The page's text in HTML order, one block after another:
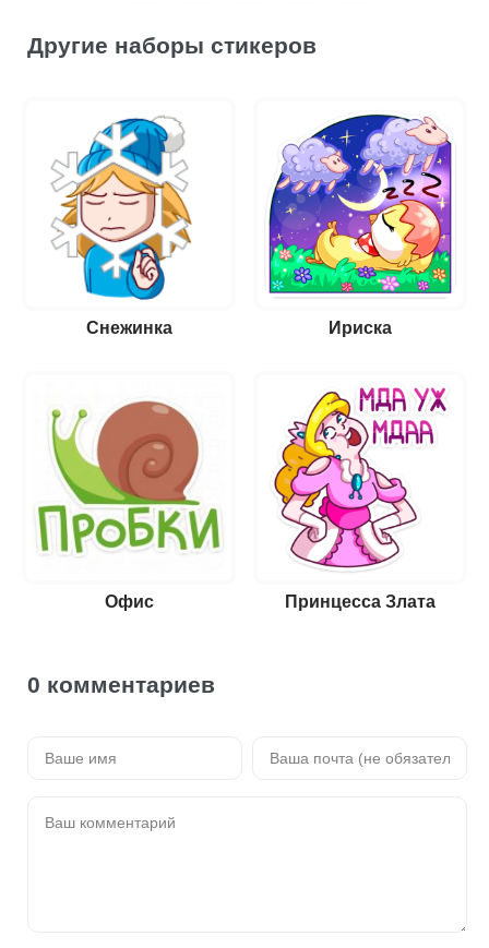
Другие наборы стикеров
Снежинка Ириска
Офис Принцесса Злата
0 комментариев